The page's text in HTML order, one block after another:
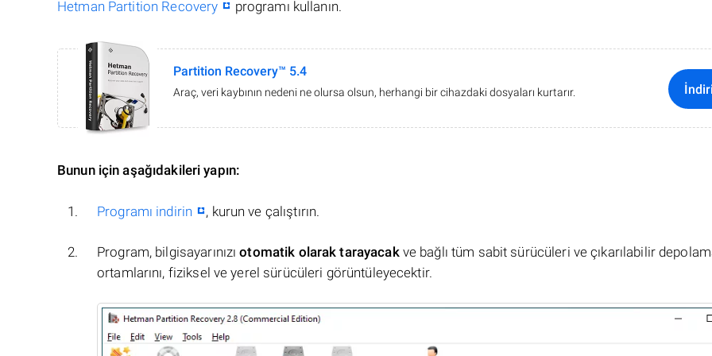
Hetman Partition Recovery
programı kullanın.
Partition Recovery™ 5.4
Araç, veri kaybının nedeni ne olursa olsun, herhangi bir cihazdaki dosyaları kurtarır.
Bunun için aşağıdakileri yapın:
Programı indirin , kurun ve çalıştırın.
Program, bilgisayarınızıotomatik olarak tarayacakve bağlı tüm sabit sürücüleri ve çıkarılabilir
ortamlarını, fiziksel ve yerel sürücüleri görüntüleyecektir.